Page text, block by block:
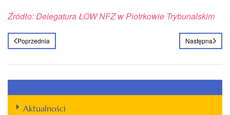
Źródło: Delegatura ŁOW NFZ w Piotrkowie Trybunalskim
Poprzednia Następna
Aktualności